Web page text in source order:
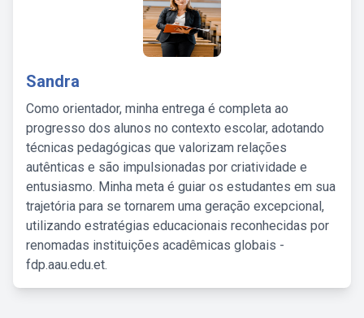
Sandra
Como orientador, minha entrega é completa ao
progresso dos alunos no contexto escolar, adotando
técnicas pedagógicas que valorizam relações
autênticas e são impulsionadas por criatividade e
entusiasmo. Minha meta é guiar os estudantes em sua
trajetória para se tornarem uma geração excepcional,
utilizando estratégias educacionais reconhecidas por
renomadas instituições acadêmicas globais -
fdp.aau.edu.et.